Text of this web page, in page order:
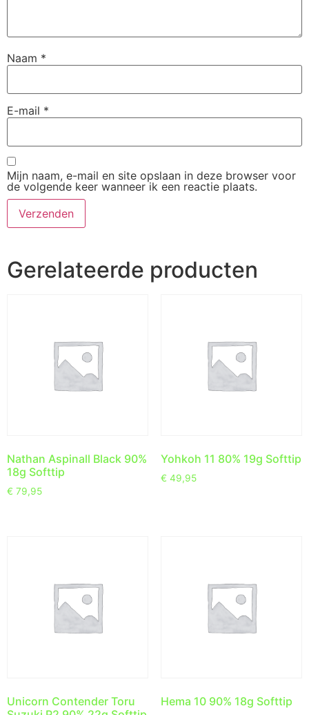
Naam *
E-mail *
Mijn naam, e-mail en site opslaan in deze browser voor
de volgende keer wanneer ik een reactie plaats.
Gerelateerde producten
Nathan Aspinall Black 90%
18g Softtip
€ 79,95
Yohkoh 11 80% 19g Softtip
€ 49,95
Unicorn Contender Toru
Hema 10 90% 18g Softtip